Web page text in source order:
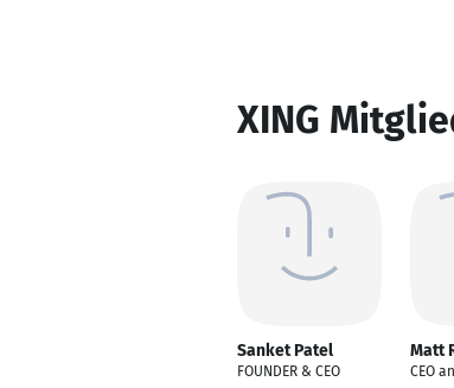
XING
Sanket Patel
FOUNDER & CEO
Matt
CEO